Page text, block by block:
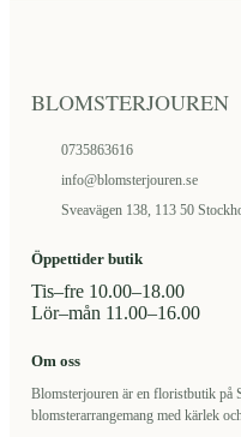
BLOMSTERJOUREN
0735863616
info@blomsterjouren.se
Sveavägen 138, 113 50
Öppettider butik
Tis–fre 10.00–18.00
Lör–mån 11.00–16.00
Om oss
Blomsterjouren är en floristbutik på
blomsterarrangemang med kärlek